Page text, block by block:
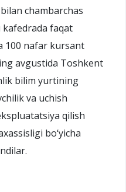
chambarchas
kafedrada faqat
100 nafar kursant
avgustida Toshkent
bilim yurtining
va uchish
qilish
bo‘yicha